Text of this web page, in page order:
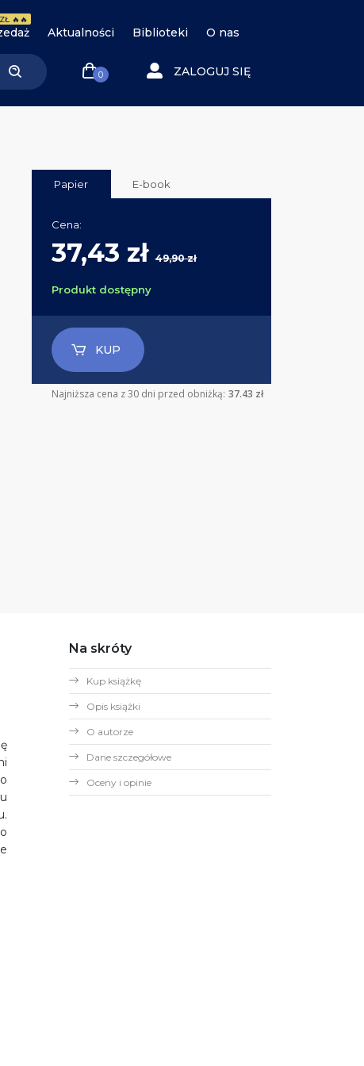
🔥🔥
Aktualności Biblioteki O nas
0 ZALOGUJ SIĘ
Papier E-book
Cena:
37,43 zł49,90 zł
Produkt dostępny
KUP
Najniższa cena z 30 dni przed obniżką: 37.43 zł
Na skróty
Kup książkę
Opis książki
O autorze
Dane szczegółowe
Oceny i opinie